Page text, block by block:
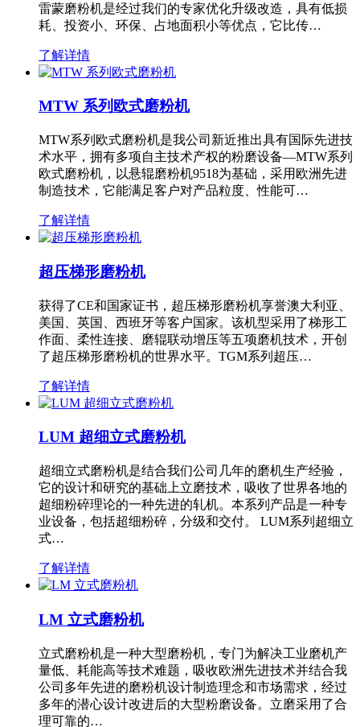
雷蒙磨粉机是经过我们的专家优化升级改造，具有低损
耗、投资小、环保、占地面积小等优点，它比传…
了解详情
MTW 系列欧式磨粉机
MTW系列欧式磨粉机是我公司新近推出具有国际先进技
术水平，拥有多项自主技术产权的粉磨设备—MTW系列
欧式磨粉机，以悬辊磨粉机9518为基础，采用欧洲先进
制造技术，它能满足客户对产品粒度、性能可…
了解详情
超压梯形磨粉机
获得了CE和国家证书，超压梯形磨粉机享誉澳大利亚、
美国、英国、西班牙等客户国家。该机型采用了梯形工
作面、柔性连接、磨辊联动增压等五项磨机技术，开创
了超压梯形磨粉机的世界水平。TGM系列超压…
了解详情
LUM 超细立式磨粉机
超细立式磨粉机是结合我们公司几年的磨机生产经验，
它的设计和研究的基础上立磨技术，吸收了世界各地的
超细粉碎理论的一种先进的轧机。本系列产品是一种专
业设备，包括超细粉碎，分级和交付。 LUM系列超细立
式…
了解详情
LM 立式磨粉机
立式磨粉机是一种大型磨粉机，专门为解决工业磨机产
量低、耗能高等技术难题，吸收欧洲先进技术并结合我
公司多年先进的磨粉机设计制造理念和市场需求，经过
多年的潜心设计改进后的大型粉磨设备。立磨采用了合
理可靠的…